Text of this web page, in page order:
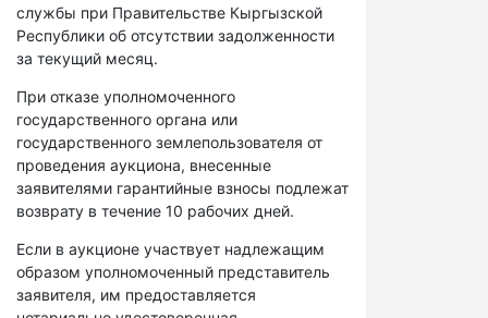
службы при Правительстве Кыргызской
Республики об отсутствии задолженности
за текущий месяц.
При отказе уполномоченного
государственного органа или
государственного землепользователя от
проведения аукциона, внесенные
заявителями гарантийные взносы подлежат
возврату в течение 10 рабочих дней.
Если в аукционе участвует надлежащим
образом уполномоченный представитель
заявителя, им предоставляется